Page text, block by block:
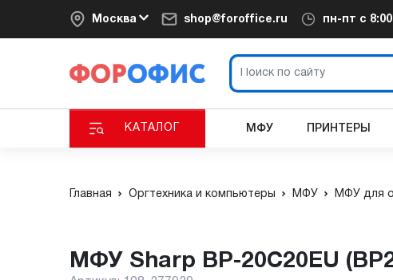
Москва shop@foroffice.ru пн-пт с
КАТАЛОГ МФУ ПРИНТЕРЫ
Главная Оргтехника и компьютеры МФУ МФУ для
МФУ Sharp BP-20C20EU